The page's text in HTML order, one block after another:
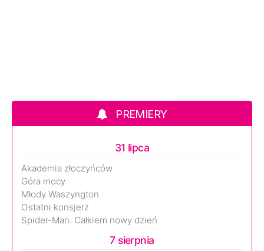
PREMIERY
31 lipca
Akademia złoczyńców
Góra mocy
Młody Waszyngton
Ostatni konsjerż
Spider-Man. Całkiem nowy dzień
7 sierpnia